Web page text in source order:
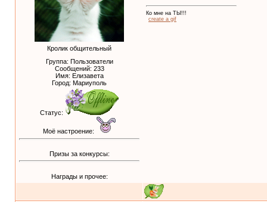
Кролик общительный
Группа: Пользователи
Сообщений: 233
Имя: Елизавета
Город: Мариуполь
Статус:
Моё настроение:
Призы за конкурсы:
Награды и прочее:
Ко мне на ТЫ!!!
create a gif